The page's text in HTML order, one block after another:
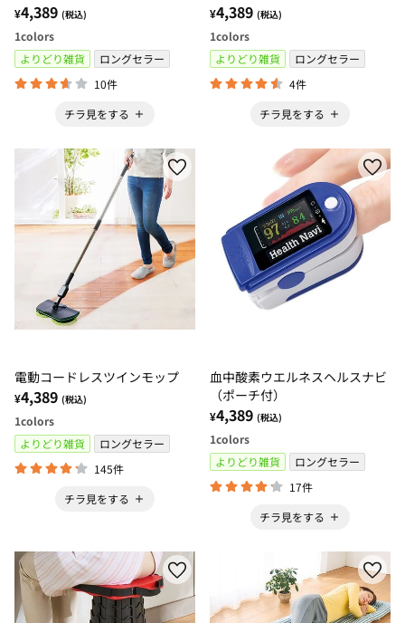
¥4,389 (税込)
1colors
よりどり雑貨
ロングセラー
10件
チラ見をする
¥4,389 (税込)
1colors
よりどり雑貨
ロングセラー
4件
チラ見をする
電動コードレスツインモップ
¥4,389 (税込)
1colors
よりどり雑貨
ロングセラー
145件
チラ見をする
血中酸素ウエルネスヘルスナビ
（ポーチ付）
¥4,389 (税込)
1colors
よりどり雑貨
ロングセラー
17件
チラ見をする